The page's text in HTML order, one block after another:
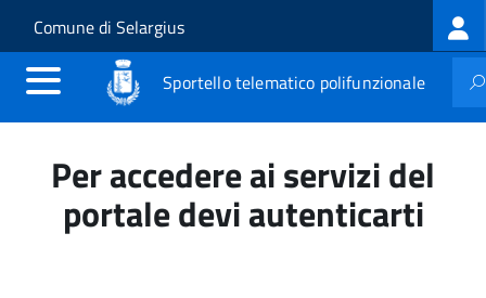
Salta al contenuto principale
Skip to site navigation
Comune di Selargius
Sportello telematico polifunzionale
Per accedere ai servizi del
portale devi autenticarti